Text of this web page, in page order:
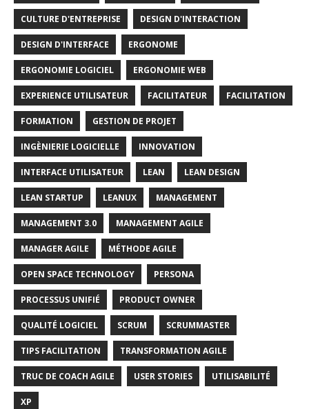
CULTURE D'ENTREPRISE DESIGN D'INTERACTION
DESIGN D'INTERFACE ERGONOME
ERGONOMIE LOGICIEL ERGONOMIE WEB
EXPERIENCE UTILISATEUR FACILITATEUR FACILITATION
FORMATION GESTION DE PROJET
INGÈNIERIE LOGICIELLE INNOVATION
INTERFACE UTILISATEUR LEAN LEAN DESIGN
LEAN STARTUP LEANUX MANAGEMENT
MANAGEMENT 3.0 MANAGEMENT AGILE
MANAGER AGILE MÉTHODE AGILE
OPEN SPACE TECHNOLOGY PERSONA
PROCESSUS UNIFIÉ PRODUCT OWNER
QUALITÉ LOGICIEL SCRUM SCRUMMASTER
TIPS FACILITATION TRANSFORMATION AGILE
TRUC DE COACH AGILE USER STORIES UTILISABILITÉ
XP